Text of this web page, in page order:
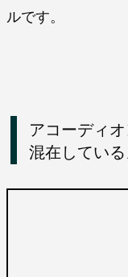
ルです。
アコーディ
混在している